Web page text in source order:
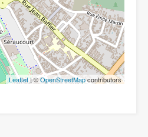
Leaflet| ©OpenStreetMapcontributors